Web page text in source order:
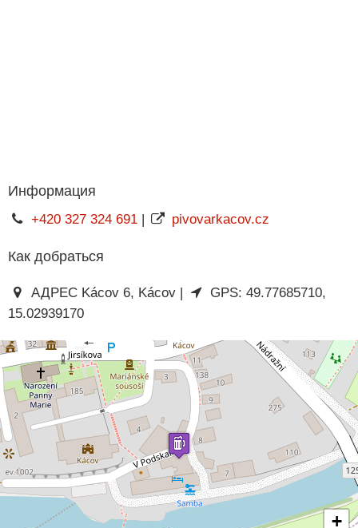
Информация
+420 327 324 691| pivovarkacov.cz
Как добраться
АДРЕС Kácov 6, Kácov |
GPS: 49.77685710,
15.02939170
+